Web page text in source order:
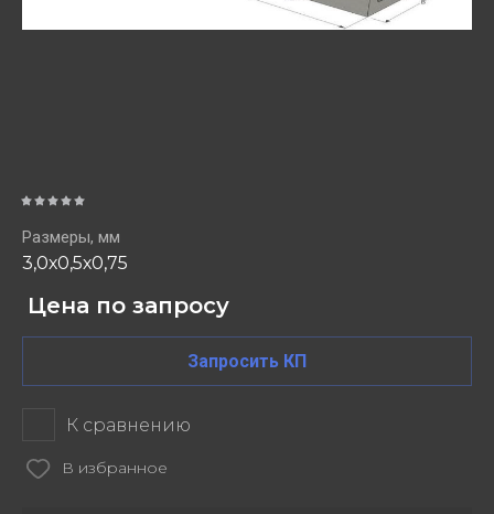
Размеры, мм
3,0х0,5х0,75
Цена по запросу
Запросить КП
К сравнению
В избранное